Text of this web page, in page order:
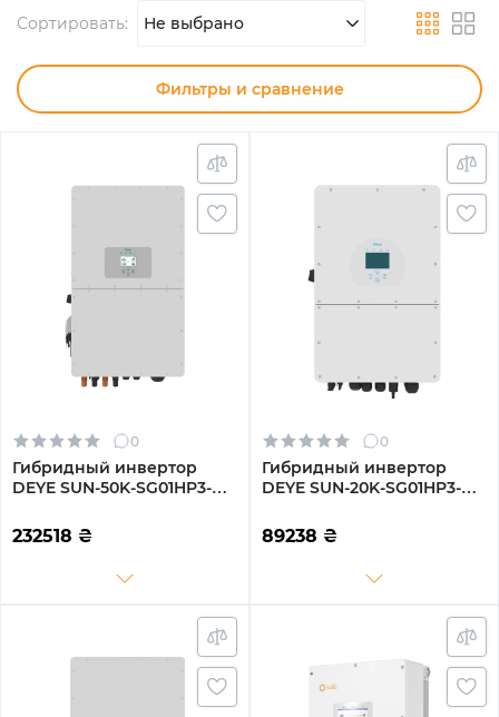
Сортировать: Не выбрано
Фильтры и сравнение
0
Гибридный инвертор
DEYE SUN-50K-SG01HP3-
232518 ₴
0
Гибридный инвертор
DEYE SUN-20K-SG01HP3-
89238 ₴